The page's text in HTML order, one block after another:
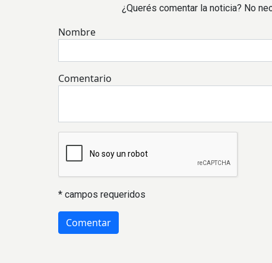
¿Querés comentar la noticia? No
Nombre
Comentario
* campos requeridos